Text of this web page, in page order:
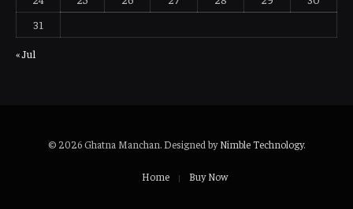
31
« Jul
© 2026 Ghatna Manchan. Designed byNimble Technology.
Home Buy Now